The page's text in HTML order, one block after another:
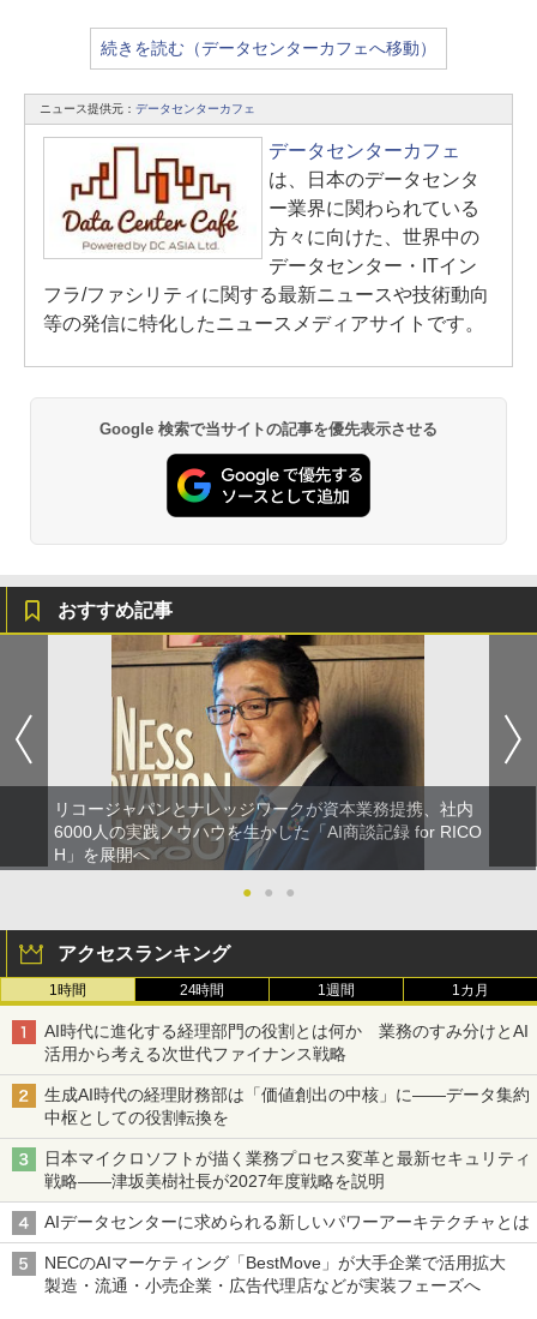
続きを読む（データセンターカフェへ移動）
ニュース提供元： データセンターカフェ
データセンターカフェ
は、日本のデータセンタ
ー業界に関わられている
方々に向けた、世界中の
データセンター・ITイン
フラ/ファシリティに関する最新ニュースや技術動向
等の発信に特化したニュースメディアサイトです。
Google 検索で当サイトの記事を優先表示させる
おすすめ記事
リコージャパンとナレッジワークが資本業務提携、社内
6000人の実践ノウハウを生かした「AI商談記録 for RICO
H」を展開へ
●
● ●
アクセスランキング
1時間 24時間 1週間 1カ月
AI時代に進化する経理部門の役割とは何か 業務のすみ分けとAI
活用から考える次世代ファイナンス戦略
生成AI時代の経理財務部は「価値創出の中核」に――データ集約
中枢としての役割転換を
日本マイクロソフトが描く業務プロセス変革と最新セキュリティ
戦略――津坂美樹社長が2027年度戦略を説明
AIデータセンターに求められる新しいパワーアーキテクチャとは
NECのAIマーケティング「BestMove」が大手企業で活用拡大
製造・流通・小売企業・広告代理店などが実装フェーズへ